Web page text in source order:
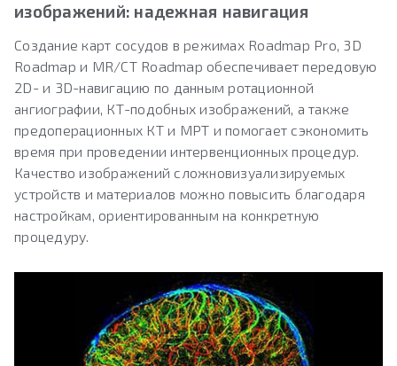
изображений: надежная навигация
Создание карт сосудов в режимах Roadmap Pro, 3D
Roadmap и MR/CT Roadmap обеспечивает передовую
2D- и 3D-навигацию по данным ротационной
ангиографии, КТ-подобных изображений, а также
предоперационных КТ и МРТ и помогает сэкономить
время при проведении интервенционных процедур.
Качество изображений сложновизуализируемых
устройств и материалов можно повысить благодаря
настройкам, ориентированным на конкретную
процедуру.